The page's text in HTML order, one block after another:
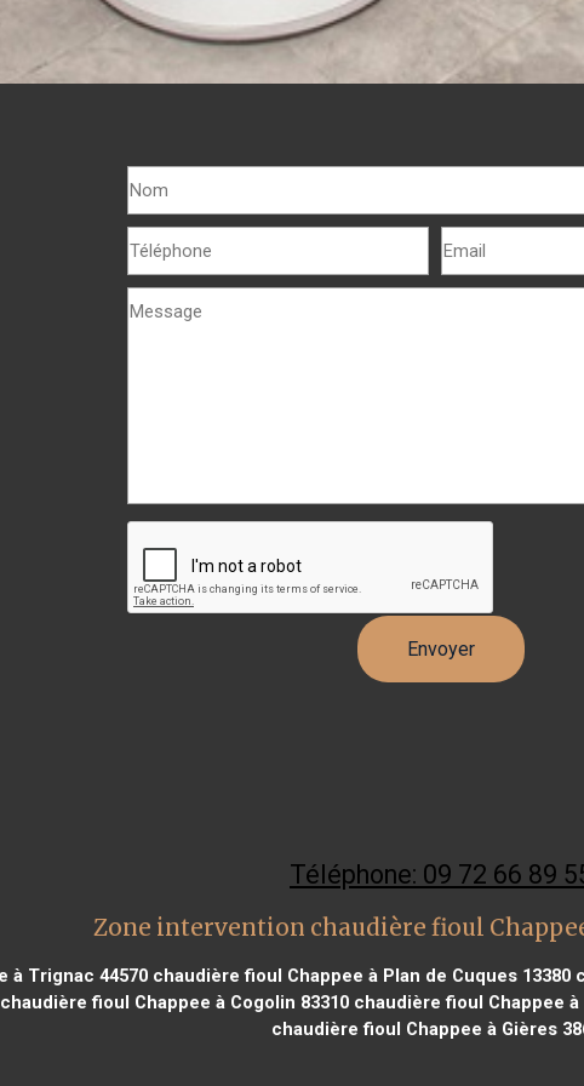
Téléphone: 09 72 66 89
Zone intervention chaudière fioul
à Trignac 44570chaudière fioul Chappee à Plan de Cuques 13380
fioul Chappee à Cogolin 83310chaudière fioul Chappee à
chaudière fioul Chappee à Gières